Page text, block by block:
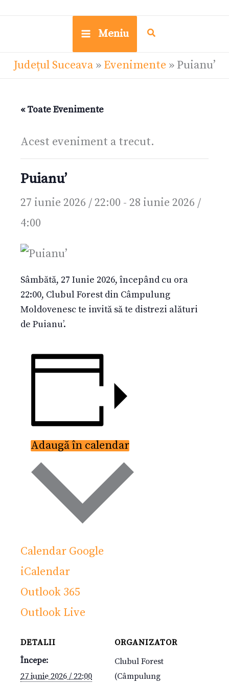
Meniu
Județul Suceava» Evenimente » Puianu’
« Toate Evenimente
Acest eveniment a trecut.
Puianu’
27 iunie 2026 / 22:00 - 28 iunie 2026 /
4:00
Sâmbătă, 27 Iunie 2026, începând cu ora
22:00, Clubul Forest din Câmpulung
Moldovenesc te invită să te distrezi alături
de Puianu’.
Adaugă în calendar
Calendar Google
iCalendar
Outlook 365
Outlook Live
DETALII
Începe:
27 iunie 2026 / 22:00
ORGANIZATOR
Clubul Forest
(Câmpulung